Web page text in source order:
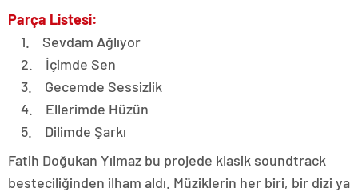
Parça Listesi:
1. Sevdam Ağlıyor
2. İçimde Sen
3. Gecemde Sessizlik
4. Ellerimde Hüzün
5. Dilimde Şarkı
Fatih Doğukan Yılmaz bu projede klasik soundtrack
besteciliğinden ilham aldı. Müziklerin her biri, bir dizi ya